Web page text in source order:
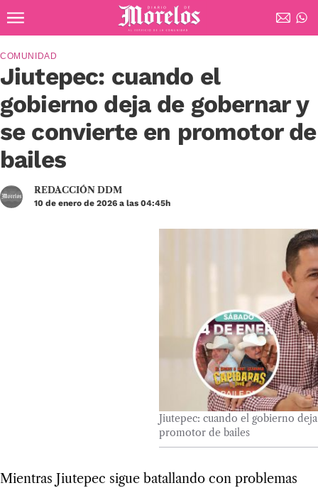
Diario de Morelos
Jiutepec: cuando el
gobierno deja de gobernar y
se convierte en promotor de
bailes
COMUNIDAD
REDACCIÓN DDM
10 de enero de 2026 a las 04:45h
Jiutepec: cuando el gobierno
promotor de bailes
Mientras Jiutepec sigue batallando con problemas